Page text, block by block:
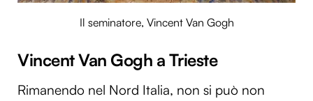
Il seminatore, Vincent Van Gogh
Vincent Van Gogh a Trieste
Rimanendo nel Nord Italia, non si può non